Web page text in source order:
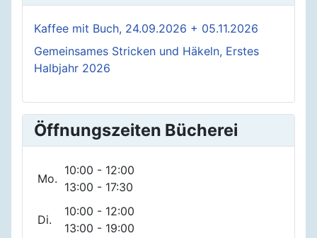
Kaffee mit Buch, 24.09.2026 + 05.11.2026
Gemeinsames Stricken und Häkeln, Erstes
Halbjahr 2026
Öffnungszeiten Bücherei
Mo.
10:00 - 12:00
13:00 - 17:30
Di.
10:00 - 12:00
13:00 - 19:00